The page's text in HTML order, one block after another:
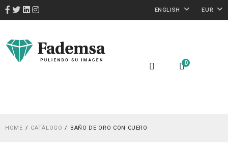
ENGLISH EUR
0
HOME CATÁLOGO BAÑO DE ORO CON CUERO